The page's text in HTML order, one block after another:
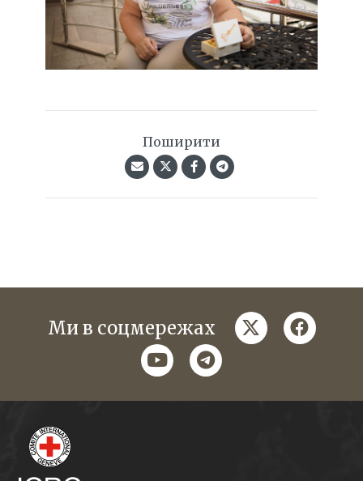
Поширити
Ми в соцмережах twitter
youtubetelegram